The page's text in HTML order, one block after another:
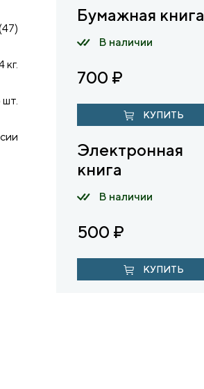
кг.
Бумажная книга
В наличии
700 ₽
КУПИТЬ
Электронная
книга
В наличии
500 ₽
КУПИТЬ